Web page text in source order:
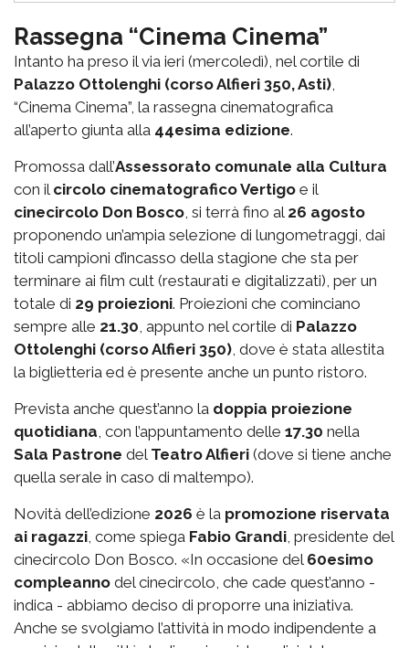
Rassegna “Cinema Cinema”
Intanto ha preso il via ieri (mercoledì), nel cortile di
Palazzo Ottolenghi (corso Alfieri 350, Asti),
“Cinema Cinema”, la rassegna cinematografica
all’aperto giunta alla 44esima edizione.
Promossa dall’Assessorato comunale alla Cultura
con il circolo cinematografico Vertigo e il
cinecircolo Don Bosco, si terrà fino al 26 agosto
proponendo un’ampia selezione di lungometraggi, dai
titoli campioni d’incasso della stagione che sta per
terminare ai film cult (restaurati e digitalizzati), per un
totale di 29 proiezioni. Proiezioni che cominciano
sempre alle 21.30, appunto nel cortile di Palazzo
Ottolenghi (corso Alfieri 350), dove è stata allestita
la biglietteria ed è presente anche un punto ristoro.
Prevista anche quest’anno la doppia proiezione
quotidiana, con l’appuntamento delle 17.30 nella
Sala Pastrone del Teatro Alfieri (dove si tiene anche
quella serale in caso di maltempo).
Novità dell’edizione 2026 è la promozione riservata
ai ragazzi, come spiega Fabio Grandi, presidente del
cinecircolo Don Bosco. «In occasione del 60esimo
compleanno del cinecircolo, che cade quest’anno -
indica - abbiamo deciso di proporre una iniziativa.
Anche se svolgiamo l’attività in modo indipendente a